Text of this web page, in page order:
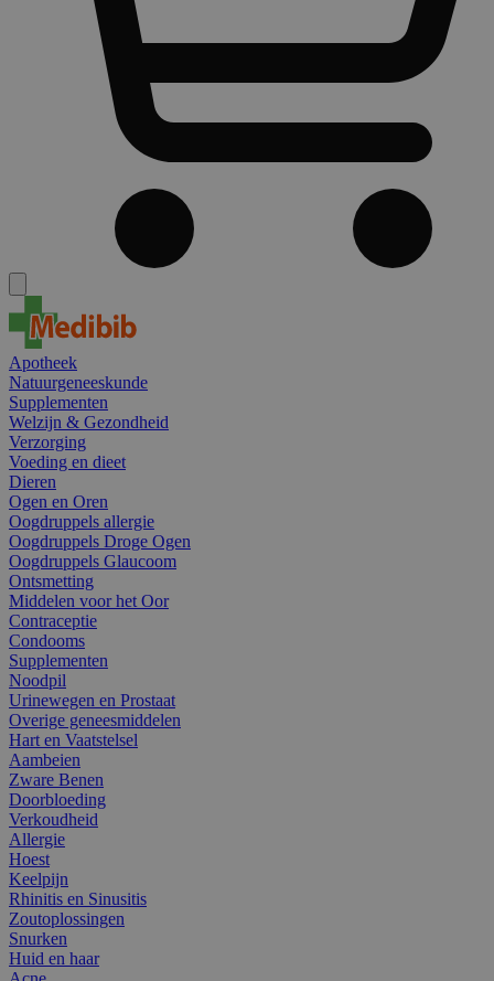
Apotheek
Natuurgeneeskunde
Supplementen
Welzijn & Gezondheid
Verzorging
Voeding en dieet
Dieren
Ogen en Oren
Oogdruppels allergie
Oogdruppels Droge Ogen
Oogdruppels Glaucoom
Ontsmetting
Middelen voor het Oor
Contraceptie
Condooms
Supplementen
Noodpil
Urinewegen en Prostaat
Overige geneesmiddelen
Hart en Vaatstelsel
Aambeien
Zware Benen
Doorbloeding
Verkoudheid
Allergie
Hoest
Keelpijn
Rhinitis en Sinusitis
Zoutoplossingen
Snurken
Huid en haar